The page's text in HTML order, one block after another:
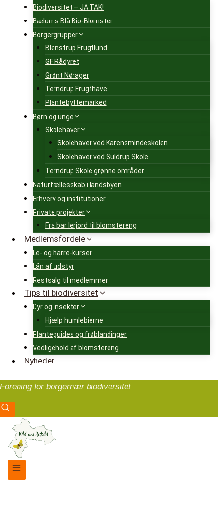
Biodiversitet – JA TAK!
Bælums Blå Bio-Blomster
Borgergrupper
Blenstrup Frugtlund
GF Rådyret
Grønt Nørager
Terndrup Frugthave
Plantebyttemarked
Børn og unge
Skolehaver
Skolehaver ved Karensmindeskolen
Skolehaver ved Suldrup Skole
Terndrup Skole grønne områder
Naturfællesskab i landsbyen
Erhverv og institutioner
Private projekter
Fra bar lerjord til blomstereng
Medlemsfordele
Le- og harre-kurser
Lån af udstyr
Restsalg til medlemmer
Tips til biodiversitet
Dyr og insekter
Hjælp humlebierne
Planteguides og frøblandinger
Vedligehold af blomstereng
Nyheder
Forening for borgernær biodiversitet